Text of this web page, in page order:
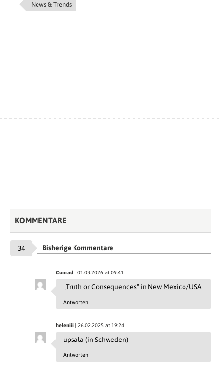
News & Trends
KOMMENTARE
34 Bisherige Kommentare
Conrad | 01.03.2026 at 09:41
„Truth or Consequences“ in New Mexico/USA
Antworten
heleniii | 26.02.2025 at 19:24
upsala (in Schweden)
Antworten